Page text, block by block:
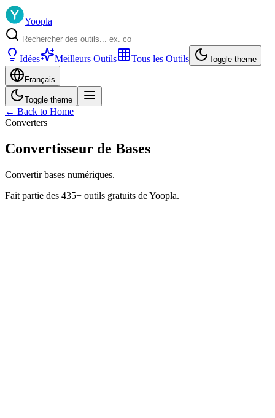
Yoopla
Idées Meilleurs Outils Tous les Outils Toggle theme
Français
Toggle theme
← Back to Home
Converters
Convertisseur de Bases
Convertir bases numériques.
Fait partie des 435+ outils gratuits de Yoopla.